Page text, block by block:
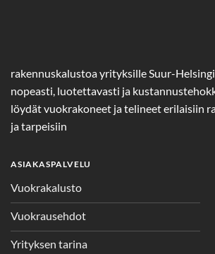
rakennuskalustoa yrityksille Suur-
nopeasti, luotettavasti ja
löydät vuokrakoneet ja telineet erilaisiin
ja tarpeisiin
ASIAKASPALVELU
Vuokrakalusto
Vuokrausehdot
Yrityksen tarina